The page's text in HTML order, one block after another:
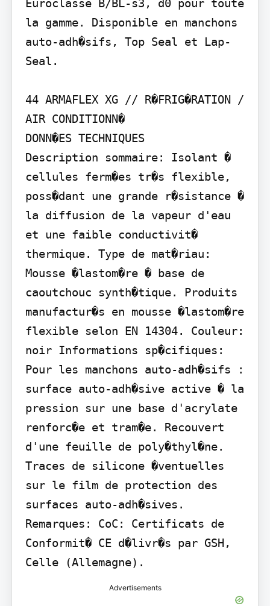
Euroclasse B/BL-s3, d0 pour toute
la gamme. Disponible en manchons
auto-adh�sifs, Top Seal et Lap-
Seal.
44 ARMAFLEX XG // R�FRIG�RATION /
AIR CONDITIONN�
DONN�ES TECHNIQUES
Description sommaire: Isolant �
cellules ferm�es tr�s flexible,
poss�dant une grande r�sistance �
la diffusion de la vapeur d'eau
et une faible conductivit�
thermique. Type de mat�riau:
Mousse �lastom�re � base de
caoutchouc synth�tique. Produits
manufactur�s en mousse �lastom�re
flexible selon EN 14304. Couleur:
noir Informations sp�cifiques:
Pour les manchons auto-adh�sifs :
surface auto-adh�sive active � la
pression sur une base d'acrylate
renforc�e et tram�e. Recouvert
d'une feuille de poly�thyl�ne.
Traces de silicone �ventuelles
sur le film de protection des
surfaces auto-adh�sives.
Remarques: CoC: Certificats de
Conformit� CE d�livr�s par GSH,
Celle (Allemagne).
Advertisements